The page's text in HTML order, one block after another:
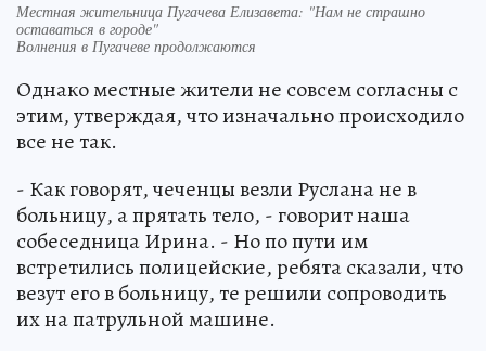
Местная жительница Пугачева Елизавета: "Нам не страшно
оставаться в городе"
Волнения в Пугачеве продолжаются
Однако местные жители не совсем согласны с
этим, утверждая, что изначально происходило
все не так.
- Как говорят, чеченцы везли Руслана не в
больницу, а прятать тело, - говорит наша
собеседница Ирина. - Но по пути им
встретились полицейские, ребята сказали, что
везут его в больницу, те решили сопроводить
их на патрульной машине.